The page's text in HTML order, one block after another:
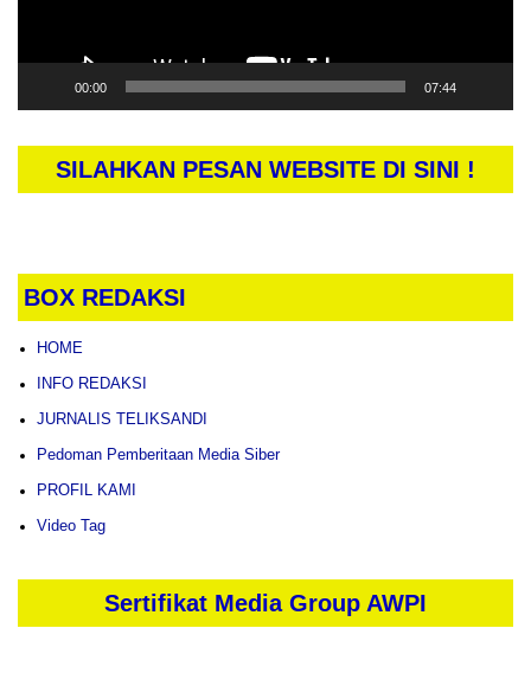
00:00 07:44
SILAHKAN PESAN WEBSITE DI SINI !
BOX REDAKSI
HOME
INFO REDAKSI
JURNALIS TELIKSANDI
Pedoman Pemberitaan Media Siber
PROFIL KAMI
Video Tag
Sertifikat Media Group AWPI